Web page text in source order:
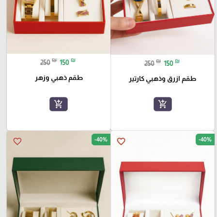
250 ₪ 150 ₪
طقم ازرق وذهبي كارتير
add_shopping_cart
250 ₪ 150 ₪
طقم ذهبي وزهر
add_shopping_cart
favorite_border -40%
favorite_border -40%